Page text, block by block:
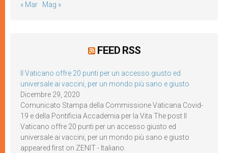
« Mar Mag »
FEED RSS
Il Vaticano offre 20 punti per un accesso giusto ed
universale ai vaccini, per un mondo più sano e giusto
Dicembre 29, 2020
Comunicato Stampa della Commissione Vaticana Covid-
19 e della Pontificia Accademia per la Vita The post Il
Vaticano offre 20 punti per un accesso giusto ed
universale ai vaccini, per un mondo più sano e giusto
appeared first on ZENIT - Italiano.